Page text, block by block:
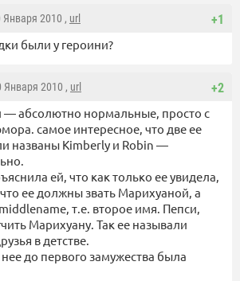
+1
Января 2010 , url
были у героини?
+2
Января 2010 , url
— абсолютно нормальные, просто с
самое интересное, что две ее
названы Kimberly и Robin —
ей, что как только ее увидела,
ее должны звать Марихуаной, а
т.е. второе имя. Пепси,
Марихуану. Так ее называли
в детстве.
до первого замужества была